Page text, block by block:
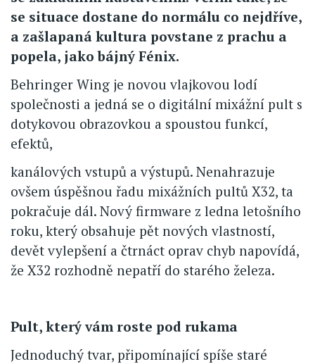
se situace dostane do normálu co nejdříve,
a zašlapaná kultura povstane z prachu a
popela, jako bájný Fénix.
Behringer Wing je novou vlajkovou lodí
společnosti a jedná se o digitální mixážní pult s
dotykovou obrazovkou a spoustou funkcí,
efektů,
kanálových vstupů a výstupů. Nenahrazuje
ovšem úspěšnou řadu mixážních pultů X32, ta
pokračuje dál. Nový firmware z ledna letošního
roku, který obsahuje pět nových vlastností,
devět vylepšení a čtrnáct oprav chyb napovídá,
že X32 rozhodně nepatří do starého železa.
Pult, který vám roste pod rukama
Jednoduchý tvar, připomínající spíše staré